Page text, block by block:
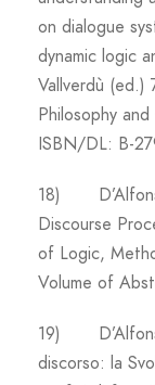
on dialogue
dynamic logic
Vallverdù (ed.)
Philosophy
ISBN/DL: B-
18)
Discourse
of Logic,
Volume of
19)
discorso: la